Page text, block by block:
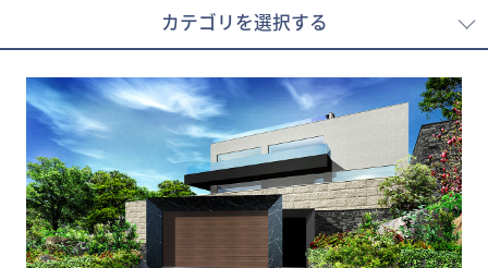
カテゴリを選択する